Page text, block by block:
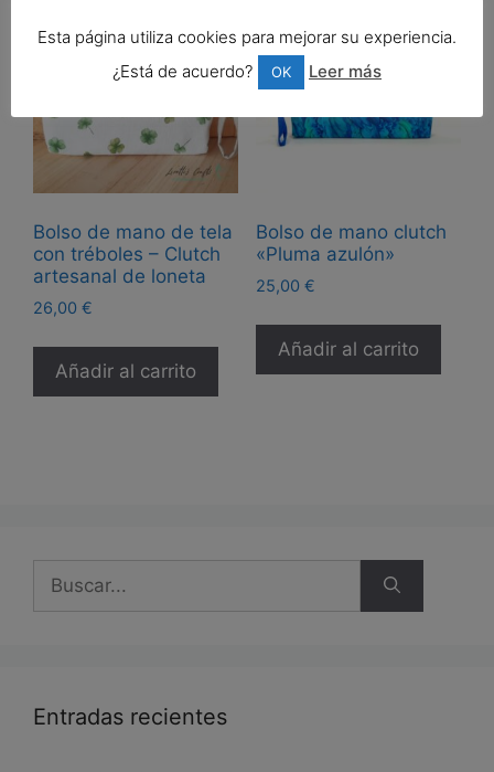
Bolso de mano de tela
con tréboles – Clutch
artesanal de loneta
26,00 €
Añadir al carrito
Bolso de mano clutch
«Pluma azulón»
25,00 €
Añadir al carrito
Entradas recientes
Esta página utiliza cookies para mejorar su experiencia.
¿Está de acuerdo?
OK Leer más